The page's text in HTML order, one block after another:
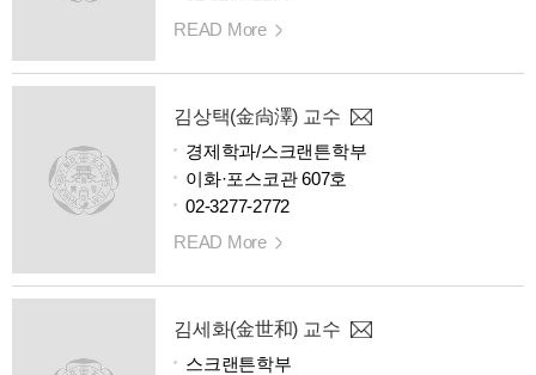
READ More
김상택(金尙澤) 교수
경제학과/스크랜튼학부
이화·포스코관 607호
02-3277-2772
READ More
김세화(金世和) 교수
스크랜튼학부